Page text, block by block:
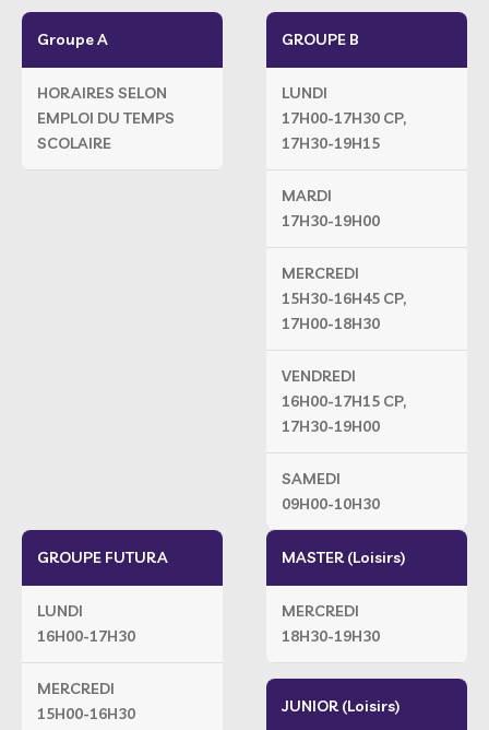
Groupe A
HORAIRES SELON
EMPLOI DU TEMPS
SCOLAIRE
GROUPE B
LUNDI
17H00-17H30 CP,
17H30-19H15
MARDI
17H30-19H00
MERCREDI
15H30-16H45 CP,
17H00-18H30
VENDREDI
16H00-17H15 CP,
17H30-19H00
SAMEDI
09H00-10H30
GROUPE FUTURA
LUNDI
16H00-17H30
MERCREDI
15H00-16H30
MASTER (Loisirs)
MERCREDI
18H30-19H30
JUNIOR (Loisirs)